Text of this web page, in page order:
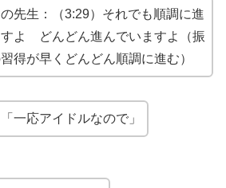
先生：（3:29）それでも順調に進
すよ どんどん進んでいますよ（振
得が早くどんどん順調に進む）
一応アイドルなので」